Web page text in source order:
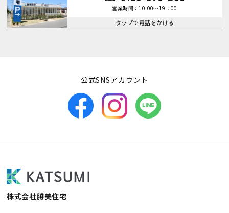
営業時間：10:00～19：00
タップで電話をかける
公式SNSアカウント
株式会社勝美住宅